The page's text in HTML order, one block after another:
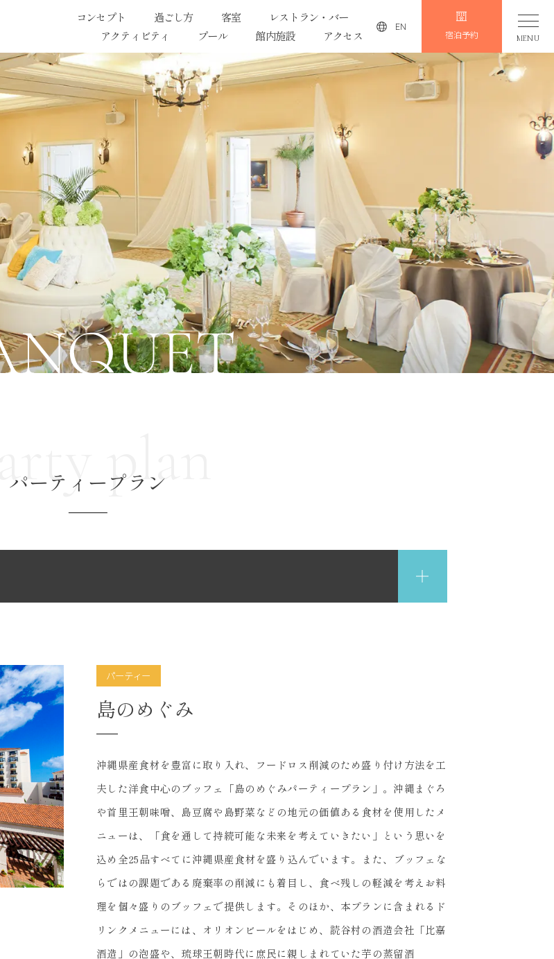
コンセプト 過ごし方 客室
レストラン・バー
アクティビティ
プール 館内施設 アクセス
EN
宿泊予約 MENU
Party plan
パーティープラン
パーティー 二次会 祝宴
7件 この条件で検索する
パーティー
島のめぐみ
沖縄県産食材を豊富に取り入れ、フードロス削減のため盛り付け方法を工
夫した洋食中心のブッフェ「島のめぐみパーティープラン」。沖縄まぐろ
や首里王朝味噌、島豆腐や島野菜などの地元の価値ある食材を使用したメ
ニューは、「食を通して持続可能な未来を考えていきたい」という思いを
込め全25品すべてに沖縄県産食材を盛り込んでいます。また、ブッフェな
らではの課題である廃棄率の削減にも着目し、食べ残しの軽減を考えお料
理を個々盛りのブッフェで提供します。そのほか、本プランに含まれるド
リンクメニューには、オリオンビールをはじめ、読谷村の酒造会社「比嘉
酒造」の泡盛や、琉球王朝時代に庶民に親しまれていた芋の蒸留酒